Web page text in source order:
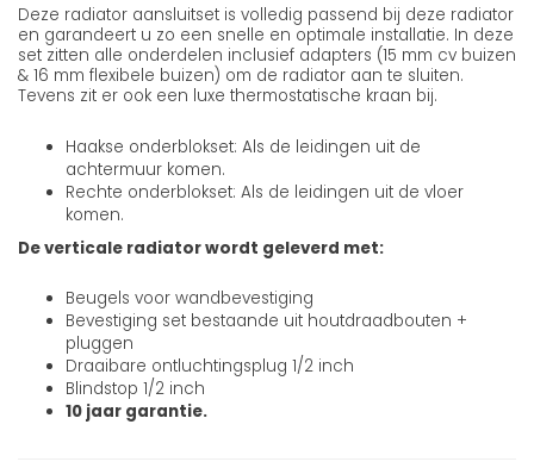
Deze radiator aansluitset is volledig passend bij deze radiator
en garandeert u zo een snelle en optimale installatie. In deze
set zitten alle onderdelen inclusief adapters (15 mm cv buizen
& 16 mm flexibele buizen) om de radiator aan te sluiten.
Tevens zit er ook een luxe thermostatische kraan bij.
Haakse onderblokset: Als de leidingen uit de
achtermuur komen.
Rechte onderblokset: Als de leidingen uit de vloer
komen.
De verticale radiator wordt geleverd met:
Beugels voor wandbevestiging
Bevestiging set bestaande uit houtdraadbouten +
pluggen
Draaibare ontluchtingsplug 1/2 inch
Blindstop 1/2 inch
10 jaar garantie.